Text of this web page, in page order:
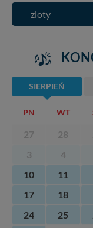
zloty
SIERPIEŃ
PN WT
27 28
3
4
10
11
17
18
24
25